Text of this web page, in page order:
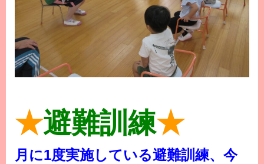
★避難訓練★
月に1度実施している避難訓練、今